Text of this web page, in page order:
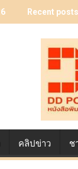
Recent posts
คลิปข่าว ช